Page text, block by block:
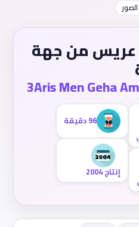
الصور
عريس من جهة
3Aris Men Geha
96 دقيقة
إنتاج 2004